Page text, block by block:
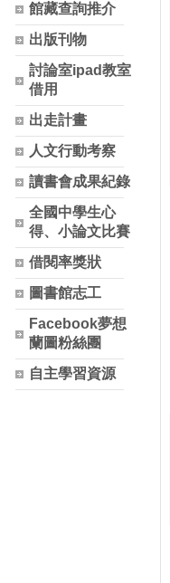
館藏查詢推介
出版刊物
討論室ipad教室
借用
出走計畫
人文行動考察
讀書會成果紀錄
全國中學生心
得、小論文比賽
借閱率獎狀
圖書館志工
Facebook夢想
蘭圖粉絲團
自主學習資源